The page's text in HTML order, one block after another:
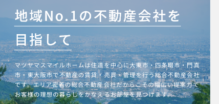
マツヤマスマイルホームは住道を中心に大東市・四条畷市・門真
市・東大阪市で不動産の賃貸・売買・管理を行う総合不動産会社
です。エリア密着の総合不動産会社だからこその幅広い提案力で
お客様の理想の暮らしをかなえるお部屋を見つけます。